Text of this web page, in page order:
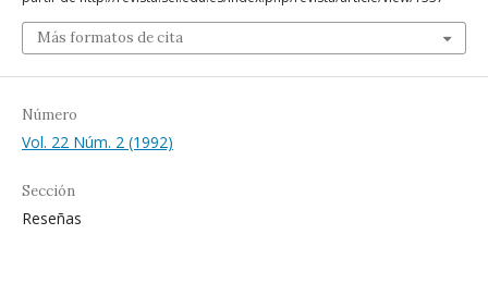
Más formatos de cita
Número
Vol. 22 Núm. 2 (1992)
Sección
Reseñas